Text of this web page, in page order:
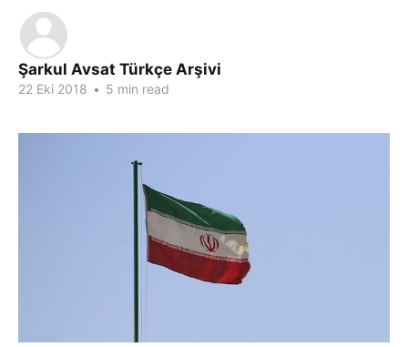
Şarkul Avsat Türkçe Arşivi
22 Eki 2018 • 5 min read